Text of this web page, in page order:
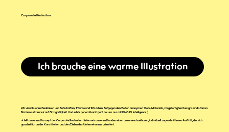
Corporate Illustration
Wir visualisieren Gedanken und Botschaften, Träume und Tatsachen. Entgegen den Zeiten anonymen Stock-Materials, vorgefertigten Designs und starren
Rastern setzen wir auf Einzigartigkeit. Und echte generative KI geht bei uns nur mit KNOPX Intelligence :)
→ Mit unserem Konzept derCorporate Illustration bieten wir unseren Kunden einen unverwechselbaren, individuell zugeschnittenen Auftritt, der sich
ganzheitlich an der Konstitution und den Zielen des Unternehmensorientiert.
Ich brauche eine warme Illustration